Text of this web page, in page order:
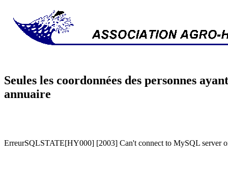
Seules les coordonnées des personnes
annuaire
ErreurSQLSTATE[HY000] [2003] Can't connect to MySQL server